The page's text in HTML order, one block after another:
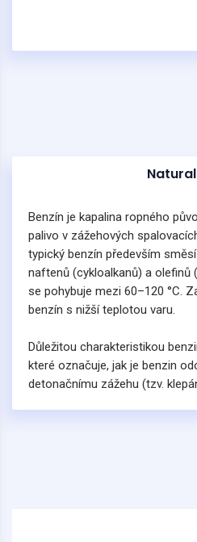
Benzín je kapalina ropného
palivo v zážehových
typický benzín především
naftenů (cykloalkanů) a olefinů
se pohybuje mezi 60–120 °C.
benzín s nižší teplotou varu.
Důležitou charakteristikou
které označuje, jak je benzin
detonačnímu zážehu (tzv.